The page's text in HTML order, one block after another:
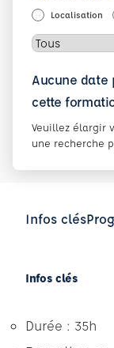
Localisation
Aucune date
cette
Veuillez élargir
une recherche
Infos clés
Infos clés
Durée : 35h